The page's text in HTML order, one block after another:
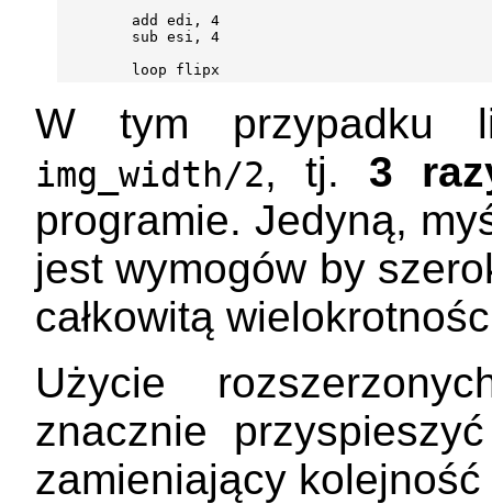
        add edi, 4
        sub esi, 4
W tym przypadku
img_width/2, tj. 3
programie. Jedyną,
jest wymogów by
całkowitą
Użycie
znacznie
zamieniający